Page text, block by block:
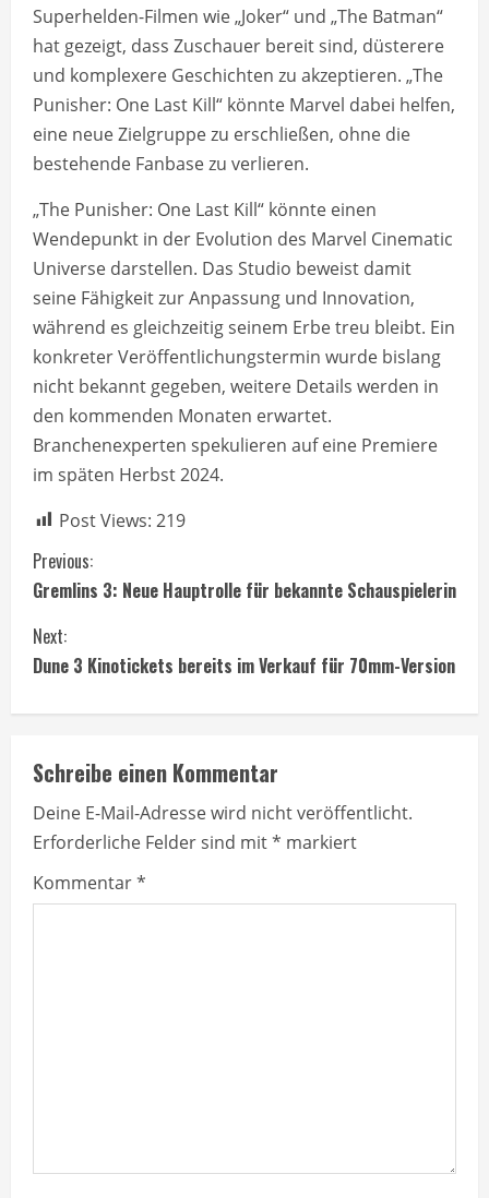
Superhelden-Filmen wie „Joker“ und „The Batman“
hat gezeigt, dass Zuschauer bereit sind, düsterere
und komplexere Geschichten zu akzeptieren. „The
Punisher: One Last Kill“ könnte Marvel dabei helfen,
eine neue Zielgruppe zu erschließen, ohne die
bestehende Fanbase zu verlieren.
„The Punisher: One Last Kill“ könnte einen
Wendepunkt in der Evolution des Marvel Cinematic
Universe darstellen. Das Studio beweist damit
seine Fähigkeit zur Anpassung und Innovation,
während es gleichzeitig seinem Erbe treu bleibt. Ein
konkreter Veröffentlichungstermin wurde bislang
nicht bekannt gegeben, weitere Details werden in
den kommenden Monaten erwartet.
Branchenexperten spekulieren auf eine Premiere
im späten Herbst 2024.
Post Views: 219
C
o
n
t
i
n
u
e
n
Previous:
Gremlins 3: Neue Hauptrolle für bekannte Schauspielerin
Next:
Dune 3 Kinotickets bereits im Verkauf für 70mm-Version
Schreibe einen Kommentar
Deine E-Mail-Adresse wird nicht veröffentlicht.
Erforderliche Felder sind mit* markiert
Kommentar*